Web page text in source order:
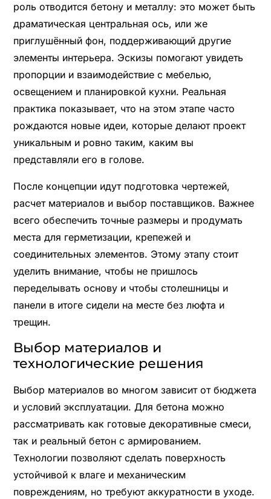
роль отводится бетону и металлу: это может быть
драматическая центральная ось, или же
приглушённый фон, поддерживающий другие
элементы интерьера. Эскизы помогают увидеть
пропорции и взаимодействие с мебелью,
освещением и планировкой кухни. Реальная
практика показывает, что на этом этапе часто
рождаются новые идеи, которые делают проект
уникальным и ровно таким, каким вы
представляли его в голове.
После концепции идут подготовка чертежей,
расчет материалов и выбор поставщиков. Важнее
всего обеспечить точные размеры и продумать
места для герметизации, крепежей и
соединительных элементов. Этому этапу стоит
уделить внимание, чтобы не пришлось
переделывать основу и чтобы столешницы и
панели в итоге сидели на месте без люфта и
трещин.
Выбор материалов и
технологические решения
Выбор материалов во многом зависит от бюджета
и условий эксплуатации. Для бетона можно
рассматривать как готовые декоративные смеси,
так и реальный бетон с армированием.
Технологии позволяют сделать поверхность
устойчивой к влаге и механическим
повреждениям, но требуют аккуратности в уходе.